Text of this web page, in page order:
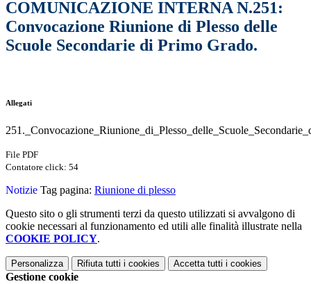
COMUNICAZIONE INTERNA N.251:
Convocazione Riunione di Plesso delle
Scuole Secondarie di Primo Grado.
Allegati
File PDF
Contatore click: 54
Notizie Tag pagina: Riunione di plesso
Questo sito o gli strumenti terzi da questo utilizzati si avvalgono di
cookie necessari al funzionamento ed utili alle finalità illustrate nella
COOKIE POLICY.
Personalizza Rifiuta tutti i cookies Accetta tutti i cookies
Gestione cookie